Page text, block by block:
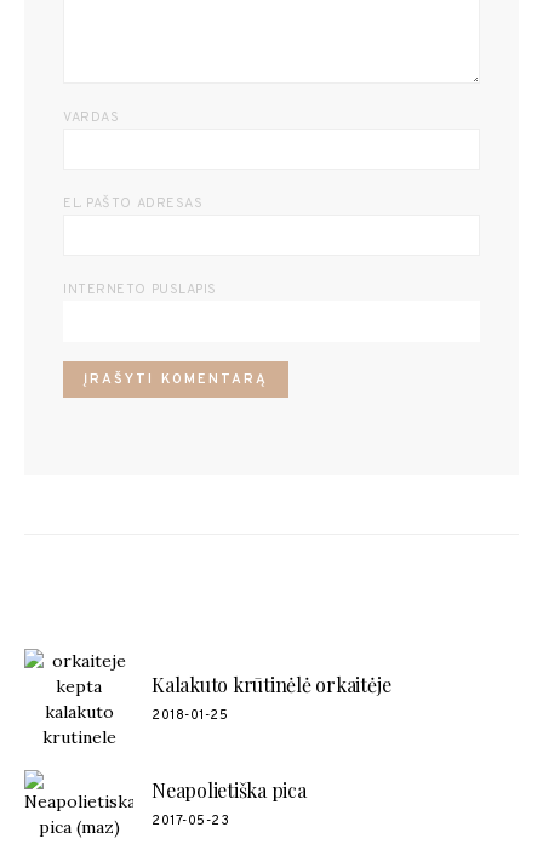
VARDAS
EL. PAŠTO ADRESAS
INTERNETO PUSLAPIS
Kalakuto krūtinėlė orkaitėje
2018-01-25
Neapolietiška pica
2017-05-23